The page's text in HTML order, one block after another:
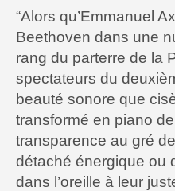
“Alors qu’Emmanuel
Beethoven dans une
rang du parterre de la
spectateurs du
beauté sonore que
transformé en piano
transparence au gré
détaché énergique ou
dans l’oreille à leur